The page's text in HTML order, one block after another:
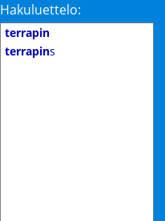
Hakuluettelo:
terrapin
terrapins